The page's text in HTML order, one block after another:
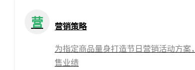
营 营销策略
为指定商品量身打造节日营销活动方案
售业绩